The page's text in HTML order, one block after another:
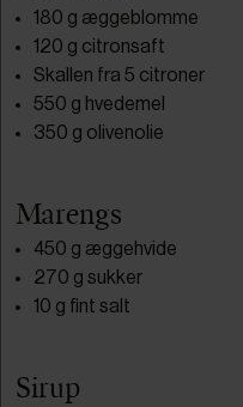
180 g æggeblomme
120 g citronsaft
Skallen fra 5 citroner
550 g hvedemel
350 g olivenolie
Marengs
450 g æggehvide
270 g sukker
10 g fint salt
Sirup